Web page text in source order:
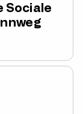
Sociale